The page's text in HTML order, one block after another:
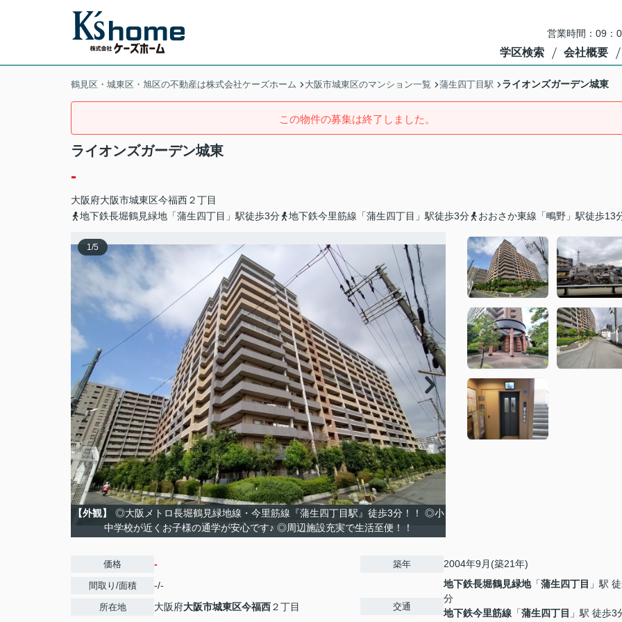
営業時間：09：
学区検索 会社概要
鶴見区・城東区・旭区の不動産は株式会社ケーズホーム 大阪市城東区のマンション一覧 蒲生四丁目駅 ライオンズガーデン城東
この物件の募集は終了しました。
ライオンズガーデン城東
-
大阪府大阪市城東区今福西２丁目
地下鉄長堀鶴見緑地「蒲生四丁目」駅徒歩3分
地下鉄今里筋線「蒲生四丁目」駅徒歩3分 おおさか東線「鴫野」駅徒歩13
1/5
【外観】
◎大阪メトロ長堀鶴見緑地線・今里筋線『蒲生四丁目駅』徒歩3分！！ ◎小
中学校が近くお子様の通学が安心です♪ ◎周辺施設充実で生活至便！！
価格 -
間取り/面積 -/-
所在地 大阪府大阪市城東区今福西２丁目
築年 2004年9月(築21年)
交通
地下鉄長堀鶴見緑地「蒲生四丁目 」駅
分
地下鉄今里筋線 「蒲生四丁目 」駅 徒歩3